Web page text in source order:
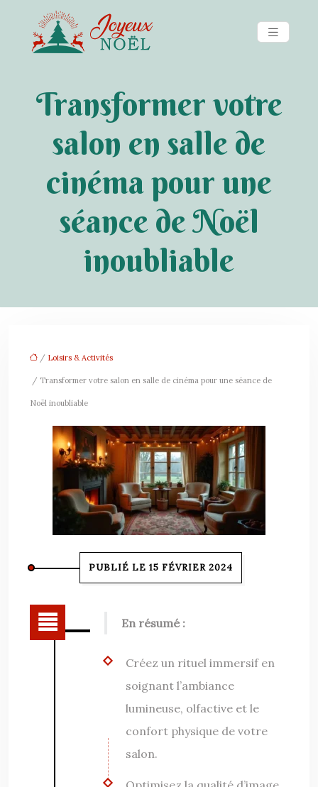
Transformer votre
salon en salle de
cinéma pour une
séance de Noël
inoubliable
/ Loisirs & Activités
/ Transformer votre salon en salle de cinéma pour une séance de
Noël inoubliable
PUBLIÉ LE 15 FÉVRIER 2024
En résumé :
Créez un rituel immersif en
soignant l’ambiance
lumineuse, olfactive et le
confort physique de votre
salon.